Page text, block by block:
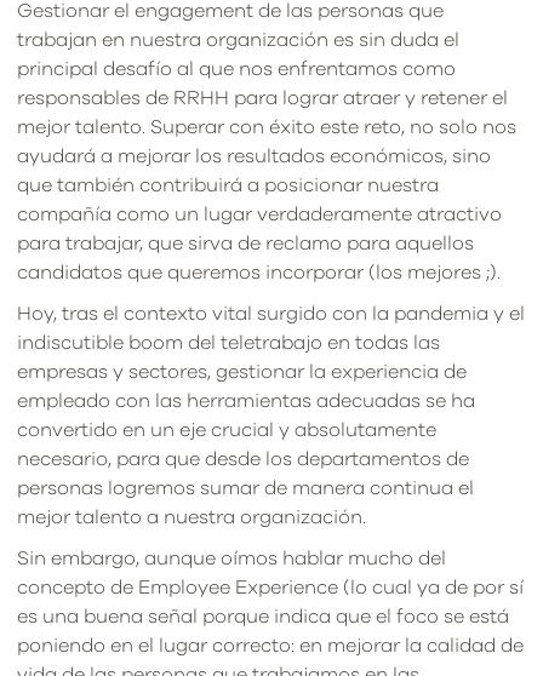
Gestionar el engagement de las personas que
trabajan en nuestra organización es sin duda el
principal desafío al que nos enfrentamos como
responsables de RRHH para lograr atraer y retener el
mejor talento. Superar con éxito este reto, no solo nos
ayudará a mejorar los resultados económicos, sino
que también contribuirá a posicionar nuestra
compañía como un lugar verdaderamente atractivo
para trabajar, que sirva de reclamo para aquellos
candidatos que queremos incorporar (los mejores ;).
Hoy, tras el contexto vital surgido con la pandemia y el
indiscutible boom del teletrabajo en todas las
empresas y sectores, gestionar la experiencia de
empleado con las herramientas adecuadas se ha
convertido en un eje crucial y absolutamente
necesario, para que desde los departamentos de
personas logremos sumar de manera continua el
mejor talento a nuestra organización.
Sin embargo, aunque oímos hablar mucho del
concepto de Employee Experience (lo cual ya de por sí
es una buena señal porque indica que el foco se está
poniendo en el lugar correcto: en mejorar la calidad de